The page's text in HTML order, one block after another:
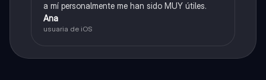
a mí personalmente me han sido MUY útiles.
Ana
usuaria de iOS